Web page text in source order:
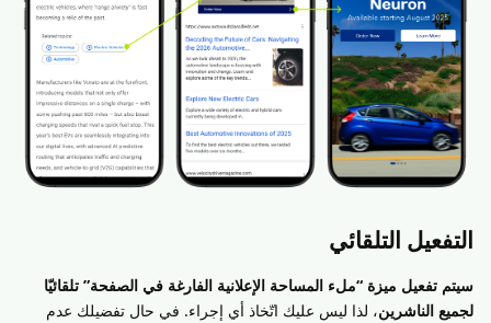
التفعيل التلقائي
سيتم تفعيل ميزة “ملء المساحة الإعلانية الفارغة في الصفحة” تلقائيّا
لجميع الناشرين، لذا ليس عليك اتّخاذ أي إجراء. في حال تفضيلك عدم